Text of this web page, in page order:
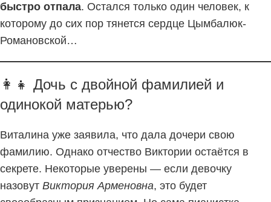
быстро отпала. Остался только один человек, к
которому до сих пор тянется сердце Цымбалюк-
Романовской…
👩‍👧 Дочь с двойной фамилией и
одинокой матерью?
Виталина уже заявила, что дала дочери свою
фамилию. Однако отчество Виктории остаётся в
секрете. Некоторые уверены — если девочку
назовут Виктория Арменовна, это будет